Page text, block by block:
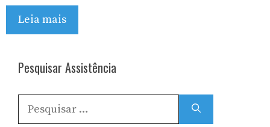
Leia mais
Pesquisar Assistência
Pesquisar
por: